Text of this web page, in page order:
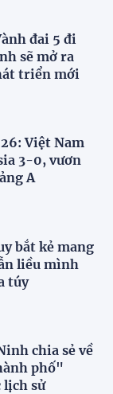
đai 5 đi
sẽ mở ra
triển mới
Việt Nam
3-0, vươn
A
bắt kẻ mang
liều mình
túy
chia sẻ về
phố"
lịch sử